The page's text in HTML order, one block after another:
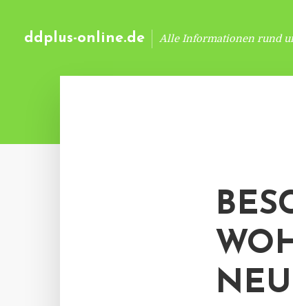
ddplus-online.de Alle Informationen rund